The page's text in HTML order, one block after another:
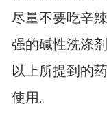
尽量不要吃辛
强的碱性洗涤
以上所提到的
使用。